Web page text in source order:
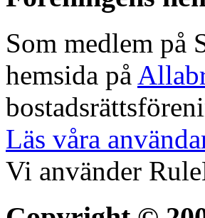
Som medlem på
hemsida på
Läs våra
Vi använder